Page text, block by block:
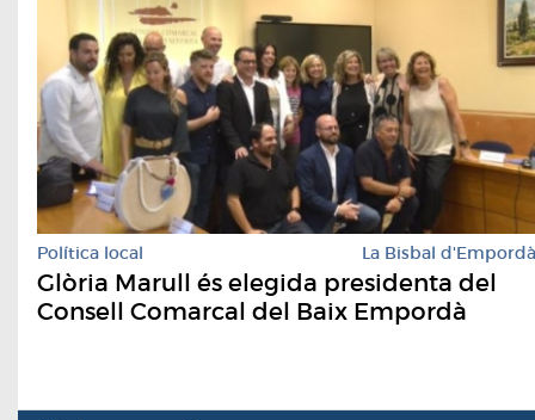
Política local La Bisbal d'Empordà
Glòria Marull és elegida presidenta del
Consell Comarcal del Baix Empordà